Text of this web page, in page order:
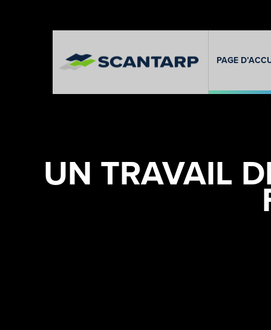
PAGE
UN TRAVAIL